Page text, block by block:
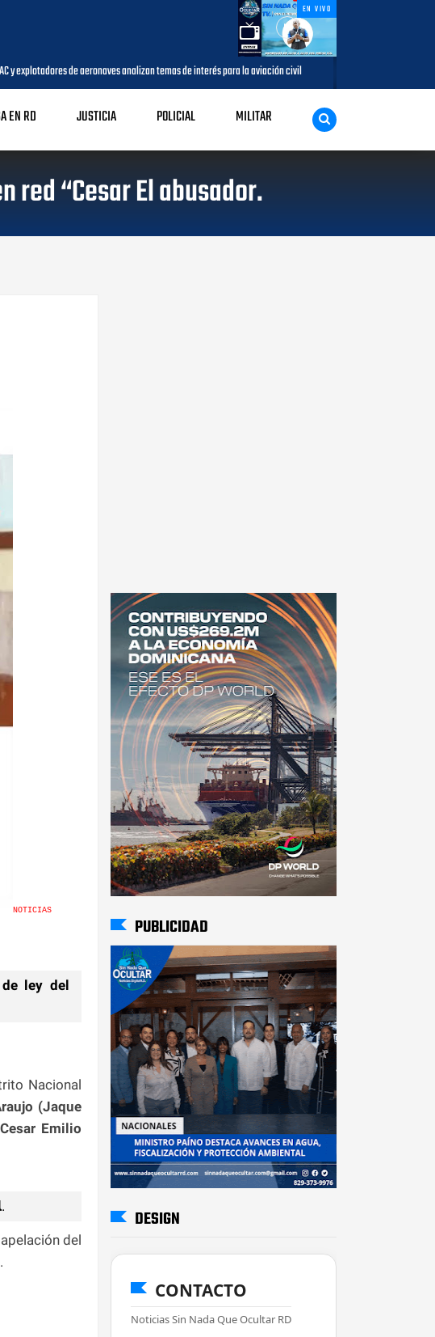
EN VIVO
aeronaves analizan temas de interés para la aviación civil AGOSTO 05, 2026
EN RD JUSTICIA POLICIAL MILITAR
red “Cesar El abusador.
NOTICIAS
de ley del
Nacional
(Jaque
Cesar Emilio
del
PUBLICIDAD
DESIGN
CONTACTO
Noticias Sin Nada Que Ocultar RD